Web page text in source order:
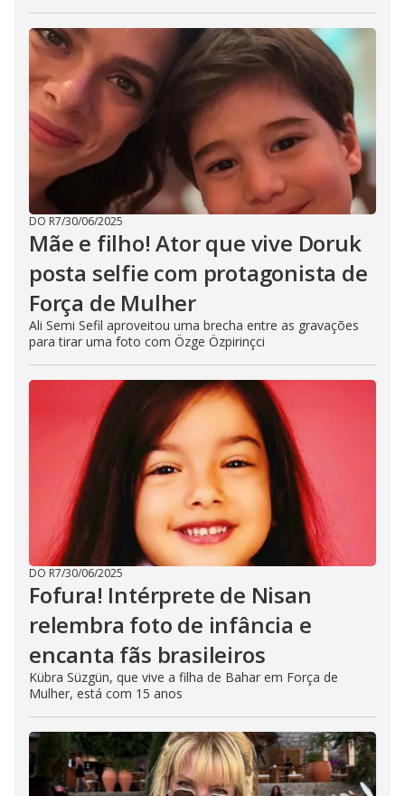
DO R7/30/06/2025
Mãe e filho! Ator que vive Doruk
posta selfie com protagonista de
Força de Mulher
Ali Semi Sefil aproveitou uma brecha entre as gravações
para tirar uma foto com Özge Özpirinçci
DO R7/30/06/2025
Fofura! Intérprete de Nisan
relembra foto de infância e
encanta fãs brasileiros
Kübra Süzgün, que vive a filha de Bahar em Força de
Mulher, está com 15 anos